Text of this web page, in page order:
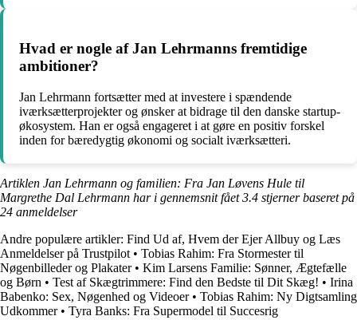
Hvad er nogle af Jan Lehrmanns fremtidige
ambitioner?
Jan Lehrmann fortsætter med at investere i spændende
iværksætterprojekter og ønsker at bidrage til den danske startup-
økosystem. Han er også engageret i at gøre en positiv forskel
inden for bæredygtig økonomi og socialt iværksætteri.
Artiklen Jan Lehrmann og familien: Fra Jan Løvens Hule til
Margrethe Dal Lehrmann har i gennemsnit fået3.4 stjerner baseret på
24 anmeldelser
Andre populære artikler: Find Ud af, Hvem der Ejer Allbuy og Læs
Anmeldelser på Trustpilot • Tobias Rahim: Fra Stormester til
Nøgenbilleder og Plakater• Kim Larsens Familie: Sønner, Ægtefælle
og Børn • Test af Skægtrimmere: Find den Bedste til Dit Skæg! • Irina
Babenko: Sex, Nøgenhed og Videoer• Tobias Rahim: Ny Digtsamling
Udkommer• Tyra Banks: Fra Supermodel til Succesrig